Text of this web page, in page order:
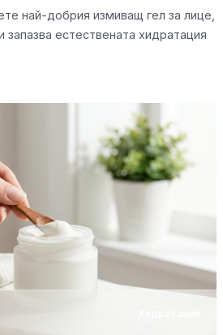
най-добрия измиващ гел за лице,
запазва естествената хидратация